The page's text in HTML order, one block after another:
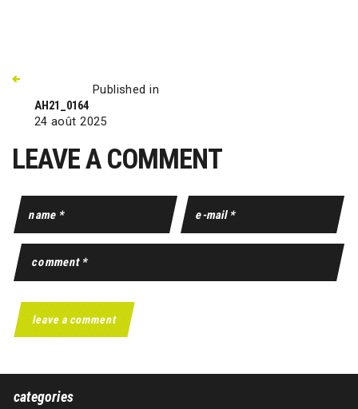
Published in
AH21_0164
24 août 2025
LEAVE A COMMENT
categories